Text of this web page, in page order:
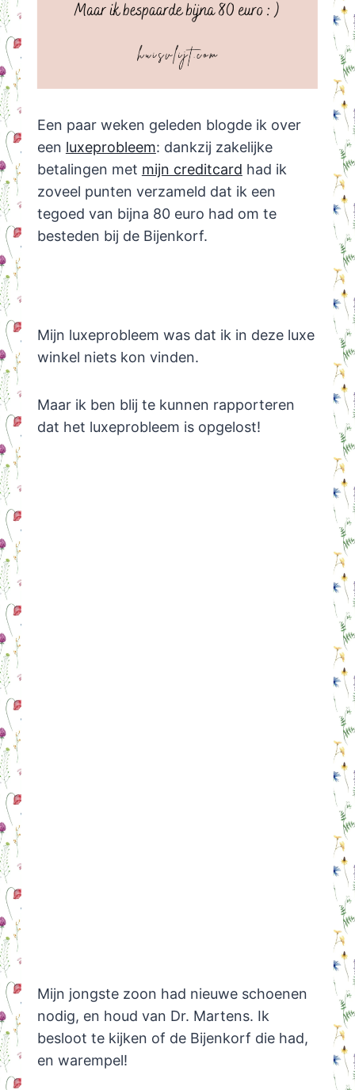
Een paar weken geleden blogde ik over
een luxeprobleem: dankzij zakelijke
betalingen met mijn creditcard had ik
zoveel punten verzameld dat ik een
tegoed van bijna 80 euro had om te
besteden bij de Bijenkorf.
Mijn luxeprobleem was dat ik in deze luxe
winkel niets kon vinden.
Maar ik ben blij te kunnen rapporteren
dat het luxeprobleem is opgelost!
Mijn jongste zoon had nieuwe schoenen
nodig, en houd van Dr. Martens. Ik
besloot te kijken of de Bijenkorf die had,
en warempel!